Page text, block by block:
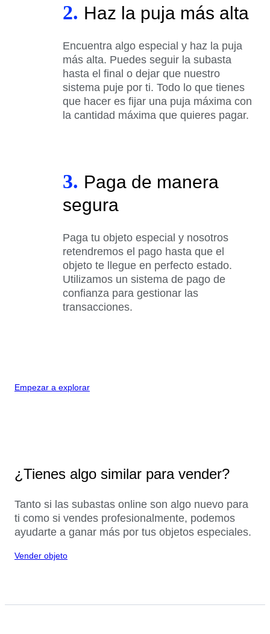
2. Haz la puja más alta
Encuentra algo especial y haz la puja
más alta. Puedes seguir la subasta
hasta el final o dejar que nuestro
sistema puje por ti. Todo lo que tienes
que hacer es fijar una puja máxima con
la cantidad máxima que quieres pagar.
3. Paga de manera
segura
Paga tu objeto especial y nosotros
retendremos el pago hasta que el
objeto te llegue en perfecto estado.
Utilizamos un sistema de pago de
confianza para gestionar las
transacciones.
Empezar a explorar
¿Tienes algo similar para vender?
Tanto si las subastas online son algo nuevo para
ti como si vendes profesionalmente, podemos
ayudarte a ganar más por tus objetos especiales.
Vender objeto